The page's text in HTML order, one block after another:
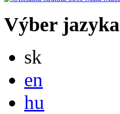
Výber jazyka
sk
en
hu